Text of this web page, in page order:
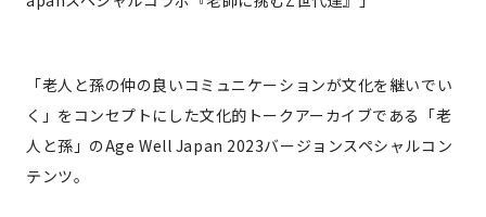
「老人と孫の仲の良いコミュニケーションが文化を継いでい
く」をコンセプトにした文化的トークアーカイブである「老
人と孫」のAge Well Japan 2023バージョンスペシャルコン
テンツ。